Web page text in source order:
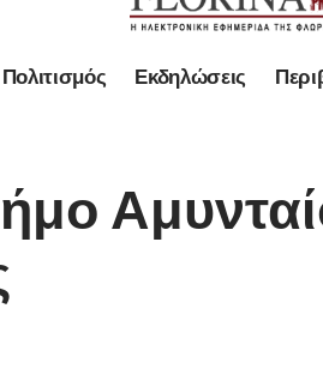
Πολιτισμός Εκδηλώσεις